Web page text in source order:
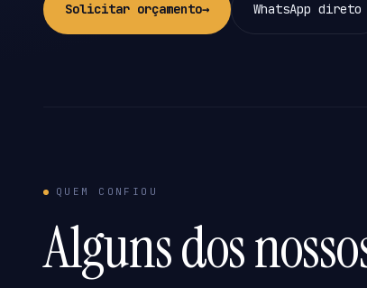
Solicitar orçamento→ WhatsApp direto
QUEM CONFIOU
Alguns dos